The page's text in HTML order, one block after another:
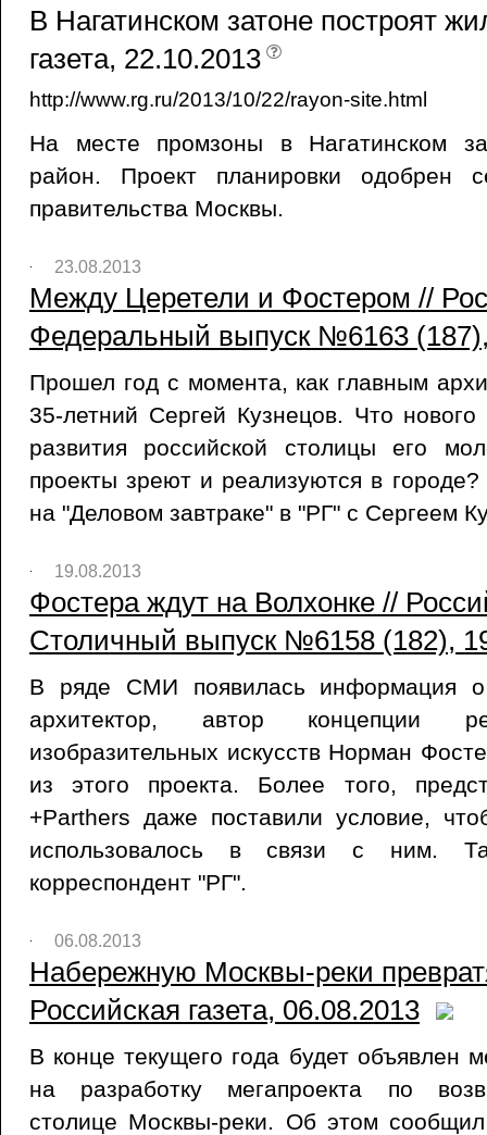
В Нагатинском затоне построят
газета, 22.10.2013
http://www.rg.ru/2013/10/22/rayon-site.html
На месте промзоны в Нагатинском
район. Проект планировки одобрен
правительства Москвы.
23.08.2013
Между Церетели и Фостером //
Федеральный выпуск №6163
Прошел год с момента, как главным
35-летний Сергей Кузнецов. Что
развития российской столицы его
проекты зреют и реализуются в
на "Деловом завтраке" в "РГ" с Сергеем
19.08.2013
Фостера ждут на Волхонке //
Столичный выпуск №6158 (182),
В ряде СМИ появилась информация о
архитектор, автор концепции
изобразительных искусств Норман
из этого проекта. Более того,
+Parthers даже поставили условие,
использовалось в связи с ним.
корреспондент "РГ".
06.08.2013
Набережную Москвы-реки
Российская газета, 06.08.2013
В конце текущего года будет объявлен
на разработку мегапроекта по
столице Москвы-реки. Об этом